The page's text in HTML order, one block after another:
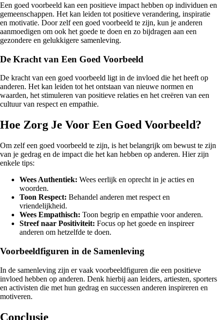
Een goed voorbeeld kan een positieve impact hebben op individuen en
gemeenschappen. Het kan leiden tot positieve verandering, inspiratie
en motivatie. Door zelf een goed voorbeeld te zijn, kun je anderen
aanmoedigen om ook het goede te doen en zo bijdragen aan een
gezondere en gelukkigere samenleving.
De Kracht van Een Goed Voorbeeld
De kracht van een goed voorbeeld ligt in de invloed die het heeft op
anderen. Het kan leiden tot het ontstaan van nieuwe normen en
waarden, het stimuleren van positieve relaties en het creëren van een
cultuur van respect en empathie.
Hoe Zorg Je Voor Een Goed Voorbeeld?
Om zelf een goed voorbeeld te zijn, is het belangrijk om bewust te zijn
van je gedrag en de impact die het kan hebben op anderen. Hier zijn
enkele tips:
Wees Authentiek: Wees eerlijk en oprecht in je acties en
woorden.
Toon Respect: Behandel anderen met respect en
vriendelijkheid.
Wees Empathisch: Toon begrip en empathie voor anderen.
Streef naar Positiviteit: Focus op het goede en inspireer
anderen om hetzelfde te doen.
Voorbeeldfiguren in de Samenleving
In de samenleving zijn er vaak voorbeeldfiguren die een positieve
invloed hebben op anderen. Denk hierbij aan leiders, artiesten, sporters
en activisten die met hun gedrag en successen anderen inspireren en
motiveren.
Conclusie